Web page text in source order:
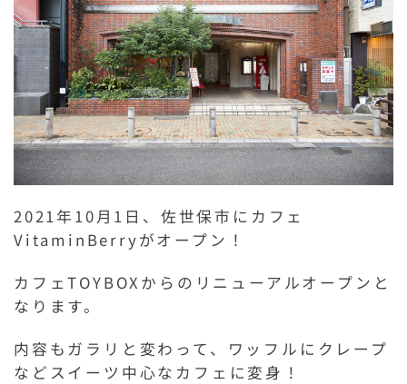
2021年10月1日、佐世保市にカフェ
VitaminBerryがオープン！
カフェTOYBOXからのリニューアルオープンと
なります。
内容もガラリと変わって、ワッフルにクレープ
などスイーツ中心なカフェに変身！